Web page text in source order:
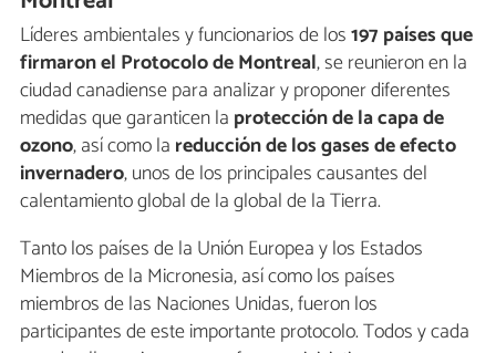
Líderes ambientales y funcionarios de los197 países que
firmaron el Protocolo de Montreal, se reunieron en la
ciudad canadiense para analizar y proponer diferentes
medidas que garanticen la protección de la capa de
ozono, así como la reducción de los gases de efecto
invernadero, unos de los principales causantes del
calentamiento global de la global de la Tierra.
Tanto los países de la Unión Europea y los Estados
Miembros de la Micronesia, así como los países
miembros de las Naciones Unidas, fueron los
participantes de este importante protocolo. Todos y cada